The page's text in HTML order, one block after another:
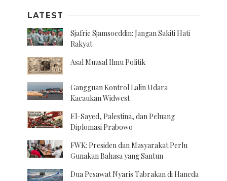
LATEST
Sjafrie Sjamsoeddin: Jangan Sakiti Hati
Rakyat
Asal Muasal Ilmu Politik
Gangguan Kontrol Lalin Udara
Kacaukan Widwest
El-Sayed, Palestina, dan Peluang
Diplomasi Prabowo
FWK: Presiden dan Masyarakat Perlu
Gunakan Bahasa yang Santun
Dua Pesawat Nyaris Tabrakan di Haneda